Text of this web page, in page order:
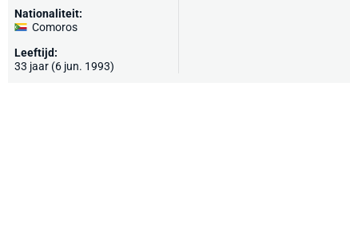
Nationaliteit:
Comoros
Leeftijd:
33 jaar (6 jun. 1993)